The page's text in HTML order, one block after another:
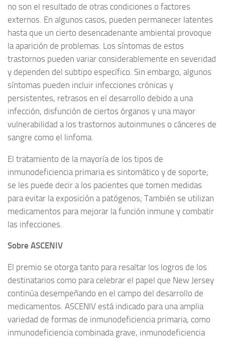
no son el resultado de otras condiciones o factores
externos. En algunos casos, pueden permanecer latentes
hasta que un cierto desencadenante ambiental provoque
la aparición de problemas. Los síntomas de estos
trastornos pueden variar considerablemente en severidad
y dependen del subtipo específico. Sin embargo, algunos
síntomas pueden incluir infecciones crónicas y
persistentes, retrasos en el desarrollo debido a una
infección, disfunción de ciertos órganos y una mayor
vulnerabilidad a los trastornos autoinmunes o cánceres de
sangre como el linfoma.
El tratamiento de la mayoría de los tipos de
inmunodeficiencia primaria es sintomático y de soporte;
se les puede decir a los pacientes que tomen medidas
para evitar la exposición a patógenos; También se utilizan
medicamentos para mejorar la función inmune y combatir
las infecciones.
Sobre ASCENIV
El premio se otorga tanto para resaltar los logros de los
destinatarios como para celebrar el papel que New Jersey
continúa desempeñando en el campo del desarrollo de
medicamentos. ASCENIV está indicado para una amplia
variedad de formas de inmunodeficiencia primaria, como
inmunodeficiencia combinada grave, inmunodeficiencia